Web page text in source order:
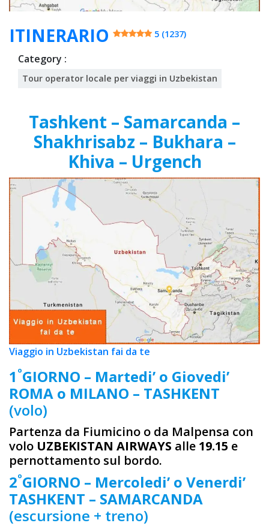
ITINERARIO 5 (1237)
Category :
Tour operator locale per viaggi in Uzbekistan
Tashkent – Samarcanda –
Shakhrisabz – Bukhara –
Khiva – Urgench
Viaggio in Uzbekistan fai da te
1 ºGIORNO – Martedi’ o Giovedi’
ROMA o MILANO – TASHKENT
(volo)
Partenza da Fiumicino o da Malpensa con
volo UZBEKISTAN AIRWAYS alle 19.15 e
pernottamento sul bordo.
2ºGIORNO – Mercoledi’ o Venerdi’
TASHKENT – SAMARCANDA
(escursione + treno)